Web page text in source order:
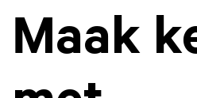
Maak